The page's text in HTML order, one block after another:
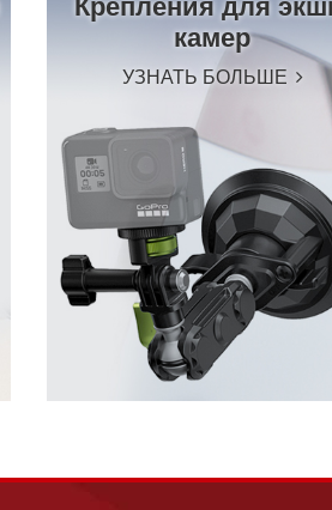
Крепления для
камер
УЗНАТЬ БОЛЬШЕ